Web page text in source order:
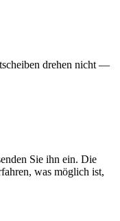
drehen nicht —
Sie ihn ein. Die
was möglich ist,